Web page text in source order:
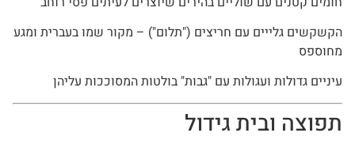
הקשקשים גלייים עם חריצים ("תלום") – מקור שמו בעברית ומגע
מחוספס
עיניים גדולות ועגולות עם "גבות" בולטות המסוככות עליהן
תפוצה ובית גידול